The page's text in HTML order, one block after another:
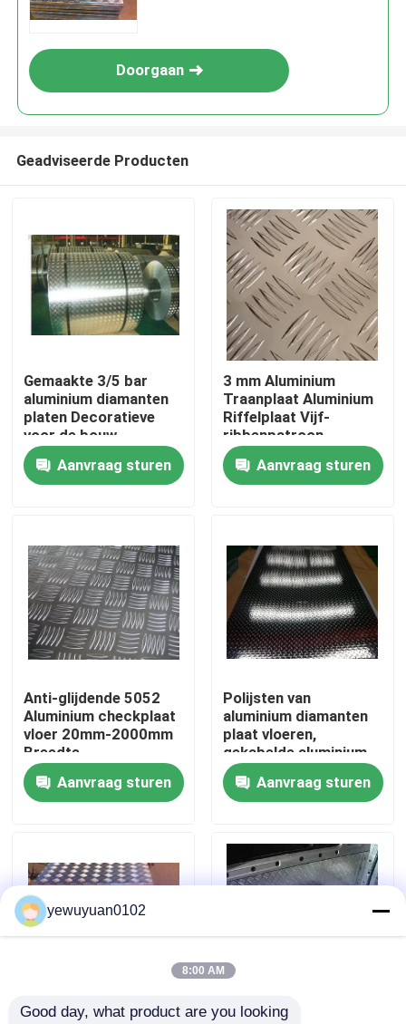
Producten
Videos
Ongeveer ons
Fabrieksreis
Contacteer ons
Gevallen
Doorgaan
Geadviseerde Producten
Gemaakte 3/5 bar
aluminium diamanten
platen Decoratieve
voor de bouw
Aanvraag sturen
3 mm Aluminium
Traanplaat Aluminium
Riffelplaat Vijf-
ribbenpatroon
Aanvraag sturen
Anti-glijdende 5052
Aluminium checkplaat
vloer 20mm-2000mm
Breedte
Aanvraag sturen
Polijsten van
aluminium diamanten
plaat vloeren,
gekabelde aluminium
platen
Aanvraag sturen
2 mm 5 bar Aluminium Vijf Bar 5754
yewuyuan0102
8:00 AM
Good day, what product are you looking